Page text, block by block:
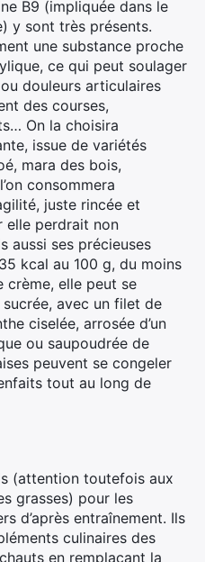
B9 (impliquée dans le
y sont très présents.
une substance proche
ce qui peut soulager
douleurs articulaires
des courses,
On la choisira
issue de variétés
mara des bois,
consommera
juste rincée et
elle perdrait non
aussi ses précieuses
kcal au 100 g, du moins
crème, elle peut se
avec un filet de
ciselée, arrosée d’un
ou saupoudrée de
peuvent se congeler
tout au long de
(attention toutefois aux
grasses) pour les
d’après entraînement. Ils
culinaires des
en remplaçant la